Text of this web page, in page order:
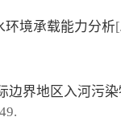
环境承载能力分析
边界地区入河污